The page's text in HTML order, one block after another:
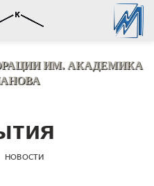
ИМ. АКАДЕМИКА
НОВОСТИ